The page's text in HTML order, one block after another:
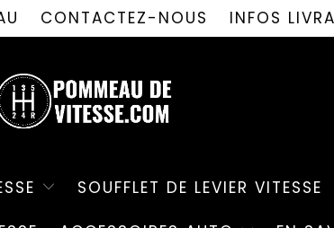
CONTACTEZ-NOUS INFOS
SOUFFLET DE LEVIER VITESSE